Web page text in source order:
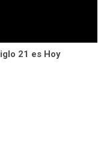
21 es Hoy